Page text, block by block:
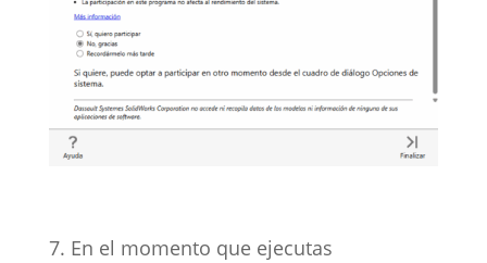
7. En el momento que ejecutas